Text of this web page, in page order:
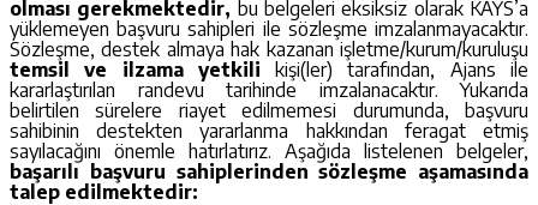
olması gerekmektedir, bu belgeleri eksiksiz olarak KAYS’a
yüklemeyen başvuru sahipleri ile sözleşme imzalanmayacaktır.
Sözleşme, destek almaya hak kazanan işletme/kurum/kuruluşu
temsil ve ilzama yetkilikişi(ler) tarafından, Ajans ile
kararlaştırılan randevu tarihinde imzalanacaktır. Yukarıda
belirtilen sürelere riayet edilmemesi durumunda, başvuru
sahibinin destekten yararlanma hakkından feragat etmiş
sayılacağını önemle hatırlatırız. Aşağıda listelenen belgeler,
başarılı başvuru sahiplerinden sözleşme aşamasında
talep edilmektedir: